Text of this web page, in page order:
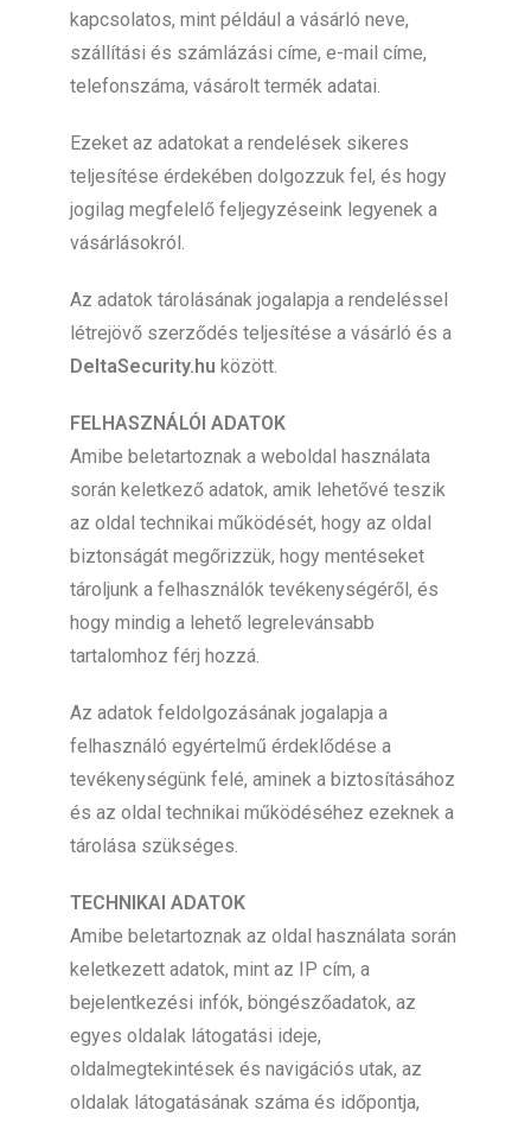
kapcsolatos, mint például a vásárló neve,
szállítási és számlázási címe, e-mail címe,
telefonszáma, vásárolt termék adatai.
Ezeket az adatokat a rendelések sikeres
teljesítése érdekében dolgozzuk fel, és hogy
jogilag megfelelő feljegyzéseink legyenek a
vásárlásokról.
Az adatok tárolásának jogalapja a rendeléssel
létrejövő szerződés teljesítése a vásárló és a
DeltaSecurity.hu között.
FELHASZNÁLÓI ADATOK
Amibe beletartoznak a weboldal használata
során keletkező adatok, amik lehetővé teszik
az oldal technikai működését, hogy az oldal
biztonságát megőrizzük, hogy mentéseket
tároljunk a felhasználók tevékenységéről, és
hogy mindig a lehető legrelevánsabb
tartalomhoz férj hozzá.
Az adatok feldolgozásának jogalapja a
felhasználó egyértelmű érdeklődése a
tevékenységünk felé, aminek a biztosításához
és az oldal technikai működéséhez ezeknek a
tárolása szükséges.
TECHNIKAI ADATOK
Amibe beletartoznak az oldal használata során
keletkezett adatok, mint az IP cím, a
bejelentkezési infók, böngészőadatok, az
egyes oldalak látogatási ideje,
oldalmegtekintések és navigációs utak, az
oldalak látogatásának száma és időpontja,